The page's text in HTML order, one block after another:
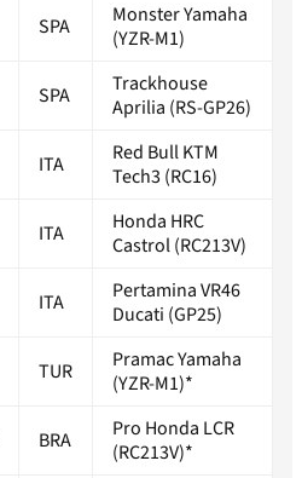
SPA
Monster Yamaha
(YZR-M1)
SPA
Trackhouse
Aprilia (RS-GP26)
ITA
Red Bull KTM
Tech3 (RC16)
ITA
Honda HRC
Castrol (RC213V)
ITA
Pertamina VR46
Ducati (GP25)
TUR
Pramac Yamaha
(YZR-M1)*
BRA
Pro Honda LCR
(RC213V)*